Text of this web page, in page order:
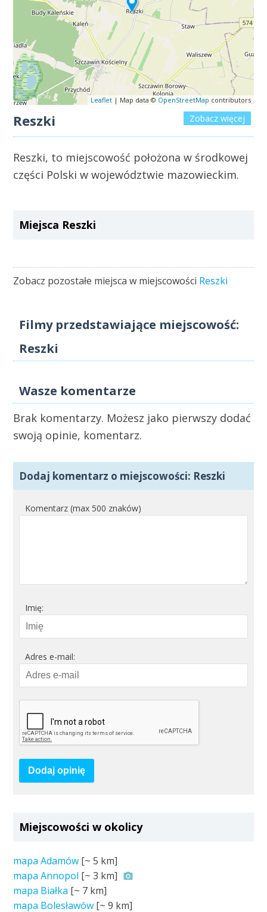
Leaflet| Map data ©OpenStreetMap contributors
Zobacz więcej
Reszki
Reszki, to miejscowość położona w środkowej
części Polski w województwie mazowieckim.
Miejsca Reszki
Zobacz pozostałe miejsca w miejscowości Reszki
Filmy przedstawiające miejscowość:
Reszki
Wasze komentarze
Brak komentarzy. Możesz jako pierwszy dodać
swoją opinie, komentarz.
Dodaj komentarz o miejscowości: Reszki
Komentarz (max 500 znaków)
Imię:
Adres e-mail:
Dodaj opinię
Miejscowości w okolicy
mapa Adamów [~5 km]
mapa Annopol [~3 km]
mapa Białka [~ 7 km]
mapa Bolesławów [~9 km]